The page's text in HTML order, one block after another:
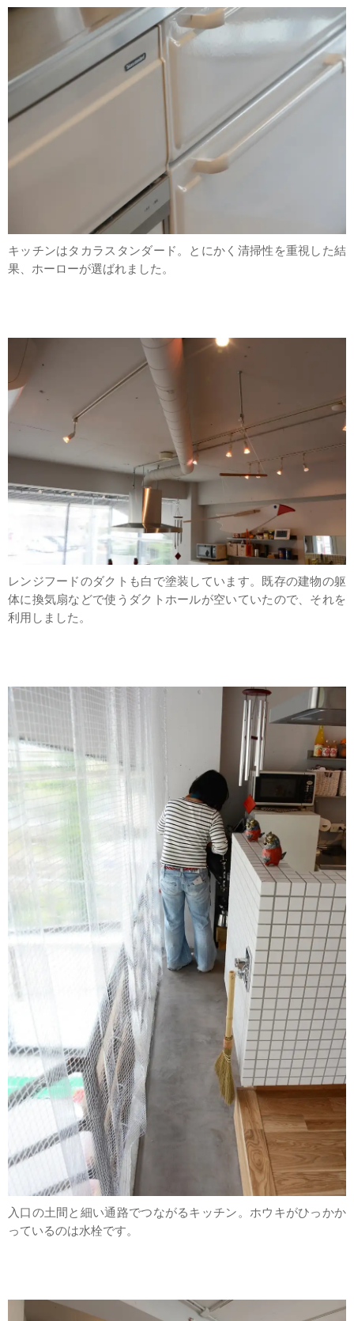
キッチンはタカラスタンダード。とにかく清掃性を重視した結
果、ホーローが選ばれました。
レンジフードのダクトも白で塗装しています。既存の建物の躯
体に換気扇などで使うダクトホールが空いていたので、それを
利用しました。
入口の土間と細い通路でつながるキッチン。ホウキがひっかか
っているのは水栓です。